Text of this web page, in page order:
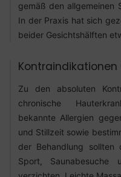
gemäß den allgemeinen
In der Praxis hat sich
beider Gesichtshälften
Zu den absoluten
chronische
bekannte Allergien
und Stillzeit sowie
der Behandlung
Sport, Saunabesuche